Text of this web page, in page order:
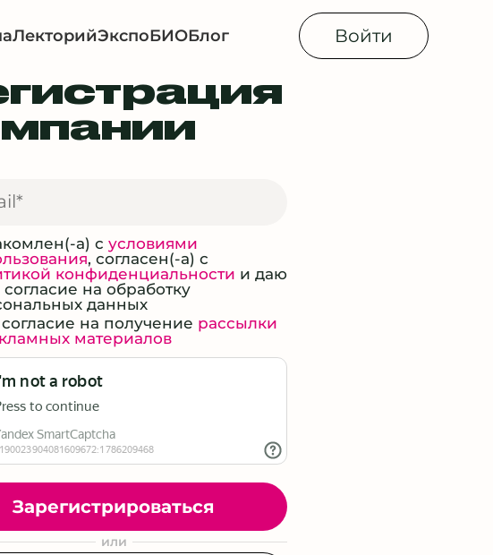
ЛекторийЭкспоБИОБлог Войти
а) с условиями
, согласен(-а) с
конфиденциальности и даю
согласие на обработку
данных
на получение рассылки
материалов
Зарегистрироваться
или